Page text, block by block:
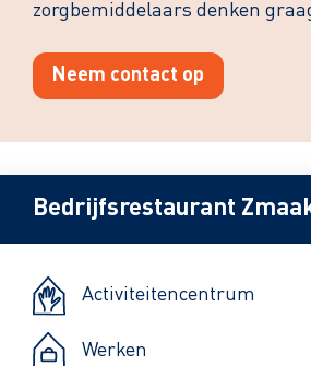
zorgbemiddelaars denken
Neem contact op
Bedrijfsrestaurant
Activiteitencentrum
Werken